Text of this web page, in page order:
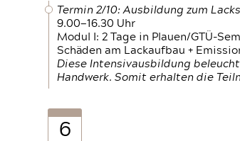
Termin 2/10: Ausbildung zum
9.00—16.30 Uhr
Modul I: 2 Tage in Plauen/GTÜ-
Schäden am Lackaufbau +
Diese Intensivausbildung
Handwerk. Somit erhalten die
6